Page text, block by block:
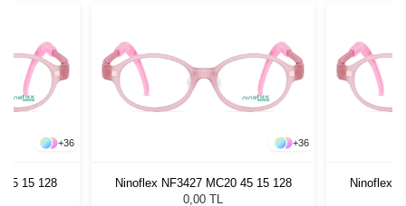
+36
45 15 128
+36
Ninoflex NF3427 MC20 45 15 128
0,00 TL
Ninoflex